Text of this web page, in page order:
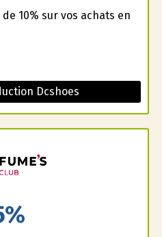
10% sur vos achats en
Dcshoes